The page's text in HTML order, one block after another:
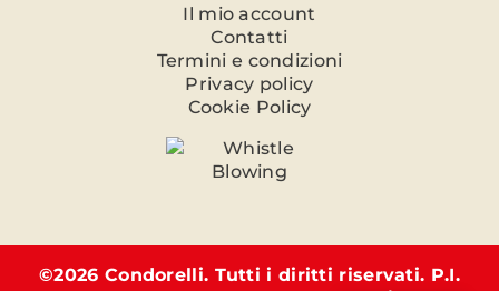
Il mio account
Contatti
Termini e condizioni
Privacy policy
Cookie Policy
©2026 Condorelli. Tutti i diritti riservati. P.I.